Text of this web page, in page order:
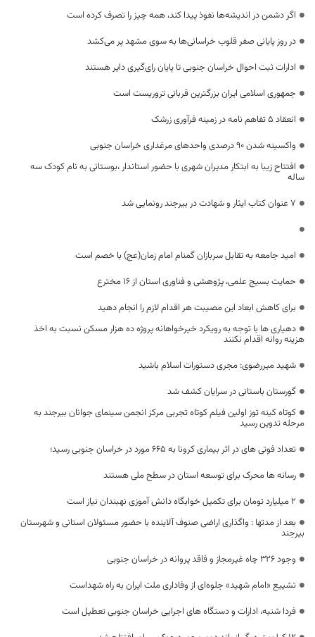
اگر دشمن در اندیشه‌ها نفوذ پیدا کند، همه چیز را تصرف کرده است
در روز پایانی صفر قلوب خراسانی‌ها به سوی مشهد پر می‌کشد
ادارات ثبت احوال خراسان جنوبی تا پایان رای‌گیری دایر هستند
جمهوری اسلامی ایران بزرگترین قربانی تروریست است
انعقاد ۵ تفاهم نامه در زمینه فرآوری زرشک
واکسینه شدن ۹۰ درصدی واحد‌های مرغداری خراسان جنوبی
افتتاح زیبا به ابتکار مدیران شهری با حضور استاندار ،بوستانی به نام کودک سه
ساله
۷ عنوان کتاب ایثار و شهادت در بیرجند رونمایی شد
امید جامعه به تقابل سربازان گمنام امام زمان(عج) با خصم است
حمایت بسیج علمی، پژوهشی و فناوری استان از 16 مخترع
برای کاهش ابعاد این مصیبت هر اقدام لازم را انجام دهید
دهیاری ها با توجه به رویکرد خیرخواهانه پروژه ده هزار مسکن نسبت به اخذ
هزینه روانه اقدام نکنند
شهید میررضوی: مجری دستورات اسلام باشید
گورستان باستانی در سرایان کشف شد
کوتاه کینه توز اولین فیلم کوتاه تجربی مرکز انجمن سینمای جوانان بیرجند به
مرحله تدوین رسید
تعداد فوتی های در اثر بیماری کرونا به 665 مورد در خراسان جنوبی رسید؛
رسانه ها محرک برای توسعه استان در سطح ملی هستند
۲ میلیارد تومان برای تکمیل خوابگاه دانش آموزی نهبندان نیاز است
بعد از مدتها : واگذاری اراضی صنوف آلاینده با حضور مسئولان استانی و شهرستان
بیرجند
وجود 326 چاه غیرمجاز و فاقد پروانه در خراسان جنوبی
تشییع «امام شهید» جلوه‌ای از وفاداری ملت ایران به راه شهداست
فردا شنبه، ادارات و دستگاه های اجرایی خراسان جنوبی تعطیل است